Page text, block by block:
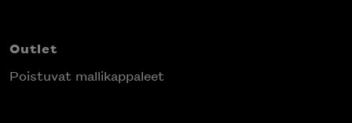
Outlet
Poistuvat mallikappaleet